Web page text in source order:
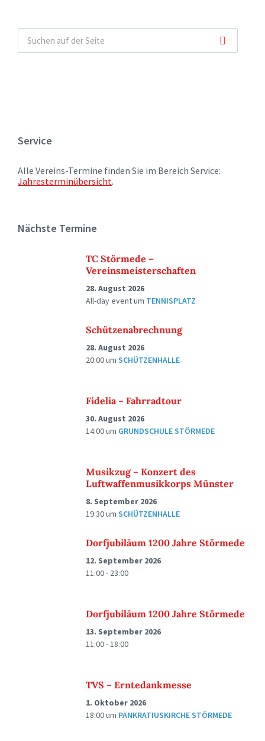
Service
Alle Vereins-Termine finden Sie im Bereich Service:
Jahresterminübersicht.
Nächste Termine
TC Störmede –
Vereinsmeisterschaften
28. August 2026
All-day eventum TENNISPLATZ
Schützenabrechnung
28. August 2026
20:00um SCHÜTZENHALLE
Fidelia – Fahrradtour
30. August 2026
14:00um GRUNDSCHULE STÖRMEDE
Musikzug – Konzert des
Luftwaffenmusikkorps Münster
8. September 2026
19:30um SCHÜTZENHALLE
Dorfjubiläum 1200 Jahre Störmede
12. September 2026
11:00 - 23:00
Dorfjubiläum 1200 Jahre Störmede
13. September 2026
11:00 - 18:00
TVS – Erntedankmesse
1. Oktober 2026
18:00um PANKRATIUSKIRCHE STÖRMEDE